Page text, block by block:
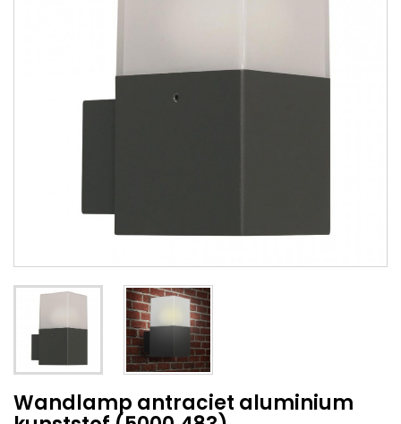
Wandlamp antraciet aluminium